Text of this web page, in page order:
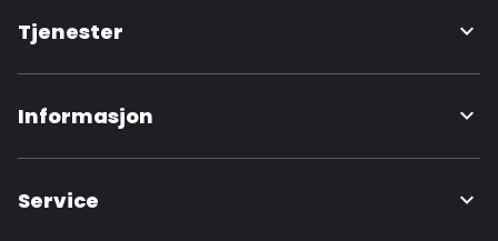
Tjenester
Informasjon
Service